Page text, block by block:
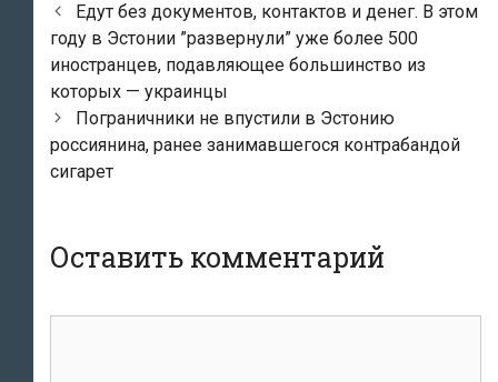
Навигация
по
записям
Едут без документов, контактов и денег. В этом
году в Эстонии ”развернули” уже более 500
иностранцев, подавляющее большинство из
которых — украинцы
Пограничники не впустили в Эстонию
россиянина, ранее занимавшегося контрабандой
сигарет
Оставить комментарий